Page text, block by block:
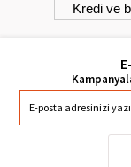
Kredi ve
cüzdan
çok